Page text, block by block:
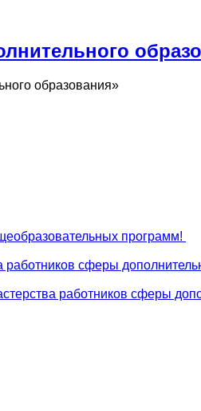
образования»
программ!
сферы
работников сферы